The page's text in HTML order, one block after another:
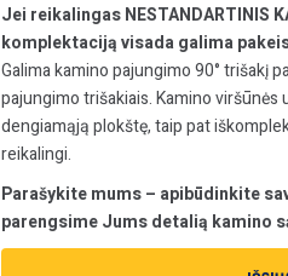
Jei reikalingas NESTANDARTINIS
komplektaciją visada galima
Galima kamino pajungimo 90° trišakį
pajungimo trišakiais. Kamino
dengiamąją plokštę, taip pat
reikalingi.
Parašykite mums – apibūdinkite
parengsime Jums detalią kamino